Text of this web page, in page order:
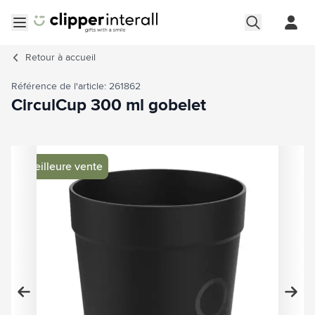
Retour à accueil
Meilleure vente
Image principale
Cliquez pour voir l'image en plein écran
Référence de l'article: 261862
CirculCup 300 ml gobelet